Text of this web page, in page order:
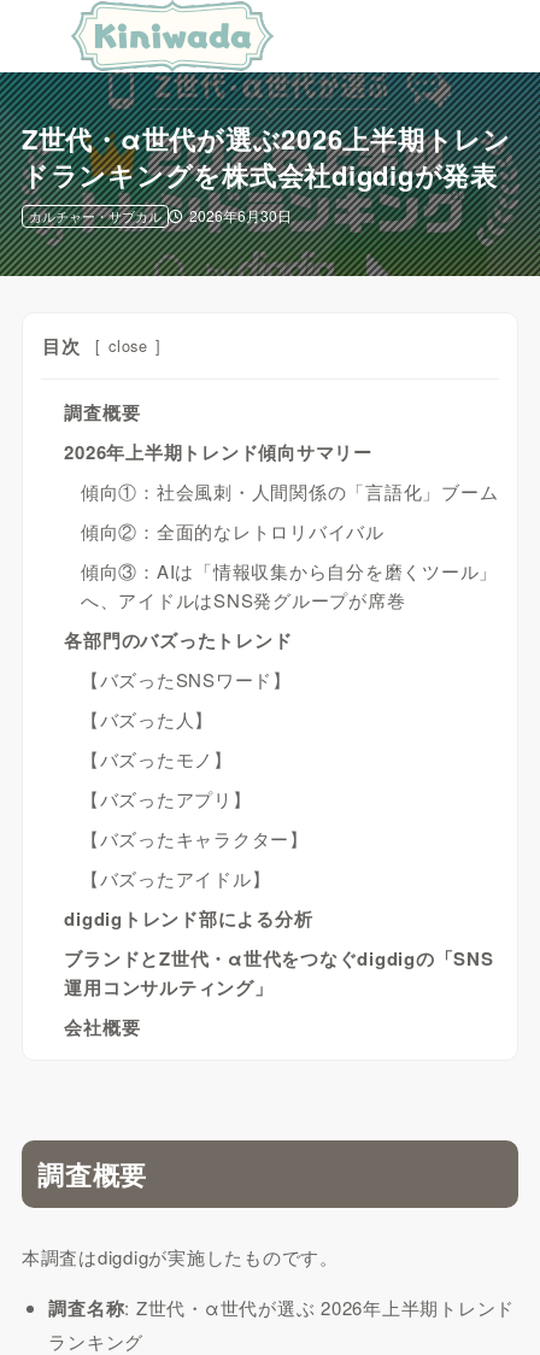
Z世代・α世代が選ぶ2026上半期トレン
ドランキングを株式会社digdigが発表
2026年6月30日
カルチャー・サブカル
目次 [ close ]
調査概要
2026年上半期トレンド傾向サマリー
傾向①：社会風刺・人間関係の「言語化」ブーム
傾向②：全面的なレトロリバイバル
傾向③：AIは「情報収集から自分を磨くツール」
へ、アイドルはSNS発グループが席巻
各部門のバズったトレンド
【バズったSNSワード】
【バズった人】
【バズったモノ】
【バズったアプリ】
【バズったキャラクター】
【バズったアイドル】
digdigトレンド部による分析
ブランドとZ世代・α世代をつなぐdigdigの「SNS
運用コンサルティング」
会社概要
調査概要
本調査はdigdigが実施したものです。
調査名称: Z世代・α世代が選ぶ 2026年上半期トレンド
ランキング